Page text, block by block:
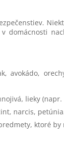
domácnosti
avokádo,
lieky
narcis,
ktoré